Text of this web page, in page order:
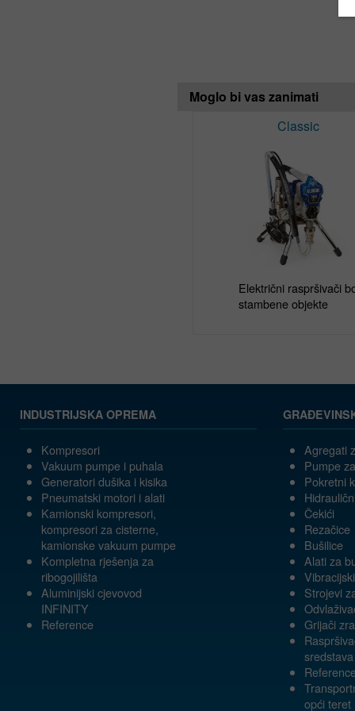
Moglo bi vas zanimati
Classic
Električni raspršivači
stambene objekte
INDUSTRIJSKA OPREMA
Kompresori
Vakuum pumpe i puhala
Generatori dušika i kisika
Pneumatski motori i alati
Kamionski kompresori,
kompresori za cisterne,
kamionske vakuum pumpe
Kompletna rješenja za
ribogojilišta
Aluminijski cjevovod
INFINITY
Reference
Agregati
Pumpe
Pokretni
Čekići
Rezačice
Bušilice
Alati za
Strojevi
Grijači
sredstava
opći teret